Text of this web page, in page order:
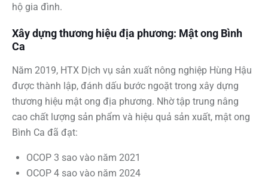
hộ gia đình.
Xây dựng thương hiệu địa phương: Mật ong Bình
Ca
Năm 2019, HTX Dịch vụ sản xuất nông nghiệp Hùng Hậu
được thành lập, đánh dấu bước ngoặt trong xây dựng
thương hiệu mật ong địa phương. Nhờ tập trung nâng
cao chất lượng sản phẩm và hiệu quả sản xuất, mật ong
Bình Ca đã đạt:
OCOP 3 sao vào năm 2021
OCOP 4 sao vào năm 2024